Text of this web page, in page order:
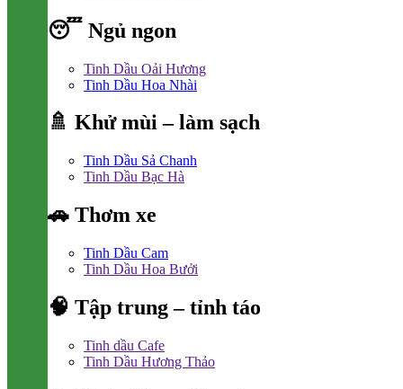
😴 Ngủ ngon
Tinh Dầu Oải Hương
Tinh Dầu Hoa Nhài
🚿 Khử mùi – làm sạch
Tinh Dầu Sả Chanh
Tinh Dầu Bạc Hà
🚗 Thơm xe
Tinh Dầu Cam
Tinh Dầu Hoa Bưởi
🧠 Tập trung – tỉnh táo
Tinh dầu Cafe
Tinh Dầu Hương Thảo